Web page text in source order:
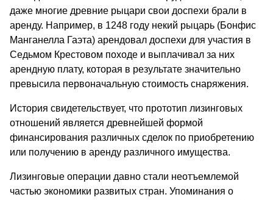
даже многие древние рыцари свои доспехи брали в
аренду. Например, в 1248 году некий рыцарь (Бонфис
Манганелла Гаэта) арендовал доспехи для участия в
Седьмом Крестовом походе и выплачивал за них
арендную плату, которая в результате зна­чительно
превысила первоначальную стоимость снаряжения.
История свидетельствует, что прототип лизинговых
отношений яв­ляется древнейшей формой
финансирования различных сделок по при­обретению
или получению в аренду различного имущества.
Лизинговые операции давно стали неотъемлемой
частью экономики развитых стран. Упоминания о